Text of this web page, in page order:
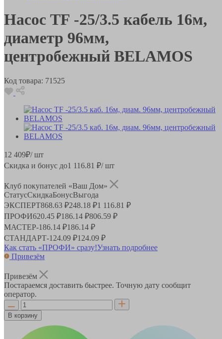
Насос TF -25/3.5 кабель 16м,
диаметр 96мм,
центробежный BELAMOS
Код товара: 71525
12 409₽/ шт
Скидка и бонус до1 116.81 ₽/ шт
Клуб покупателей «Ваш Дом»
СтатусСкидкаБонусВыгода
ЭКСПЕРТ868.63 ₽248.18 ₽1 116.81 ₽
ПРОФИ620.45 ₽186.14 ₽806.59 ₽
МАСТЕР-186.14 ₽186.14 ₽
СТАНДАРТ-124.09 ₽124.09 ₽
Как стать «ПРОФИ» сразу!Узнать подробнее
Привезём
Привезём
Постараемся доставить быстрее. Точную дату сообщит
оператор.
В корзину